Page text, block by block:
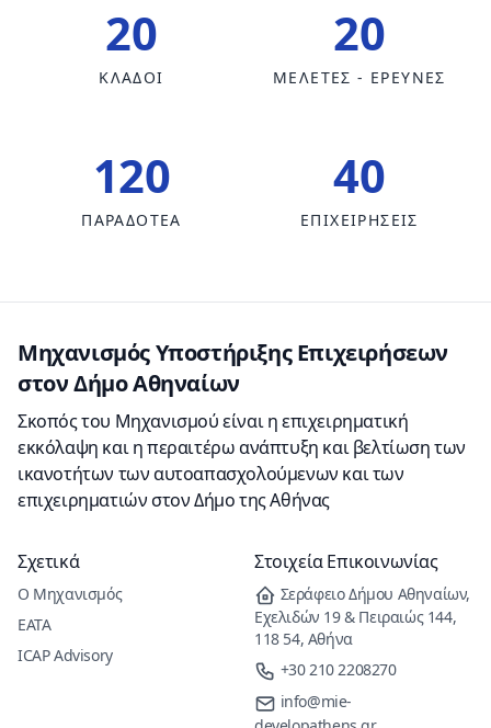
20
ΚΛΑΔΟΙ
20
ΜΕΛΕΤΕΣ - ΕΡΕΥΝΕΣ
120
ΠΑΡΑΔΟΤΕΑ
40
ΕΠΙΧΕΙΡΗΣΕΙΣ
Μηχανισμός Υποστήριξης Επιχειρήσεων
στον Δήμο Αθηναίων
Σκοπός του Μηχανισμού είναι η επιχειρηματική
εκκόλαψη και η περαιτέρω ανάπτυξη και βελτίωση των
ικανοτήτων των αυτοαπασχολούμενων και των
επιχειρηματιών στον Δήμο της Αθήνας
Σχετικά
Ο Μηχανισμός
ΕΑΤΑ
ICAP Advisory
Στοιχεία Eπικοινωνίας
Σεράφειο Δήμου Αθηναίων,
Εχελιδών 19 & Πειραιώς 144,
118 54, Αθήνα
+30 210 2208270
info@mie-